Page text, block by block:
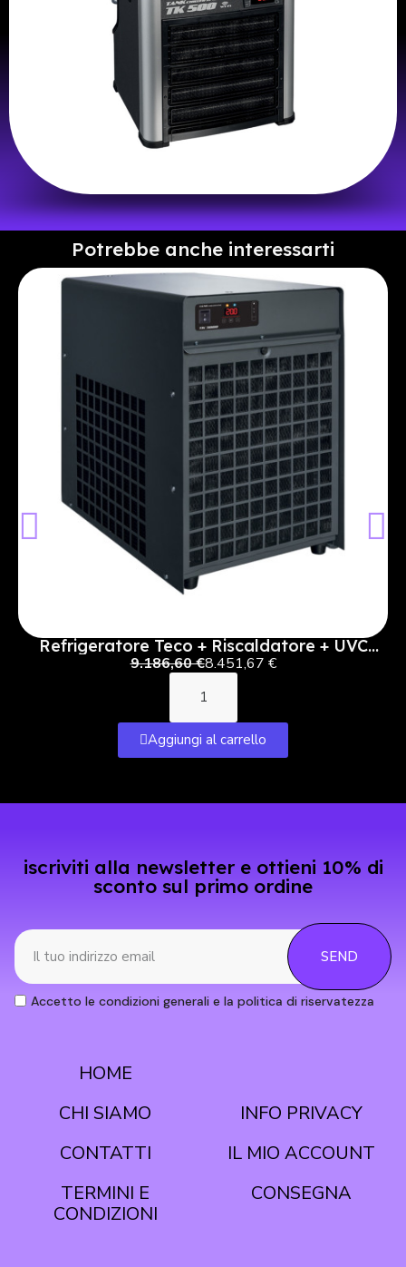
Potrebbe anche interessarti
Refrigeratore Teco + Riscaldatore + UVC
TK9000H
9.186,60 €8.451,67 €
Aggiungi al carrello
iscriviti alla newsletter e ottieni 10% di
sconto sul primo ordine
SEND
Accetto le condizioni generali e la politica di riservatezza
HOME
CHI SIAMO
CONTATTI
TERMINI E
INFO PRIVACY
IL MIO ACCOUNT
CONSEGNA